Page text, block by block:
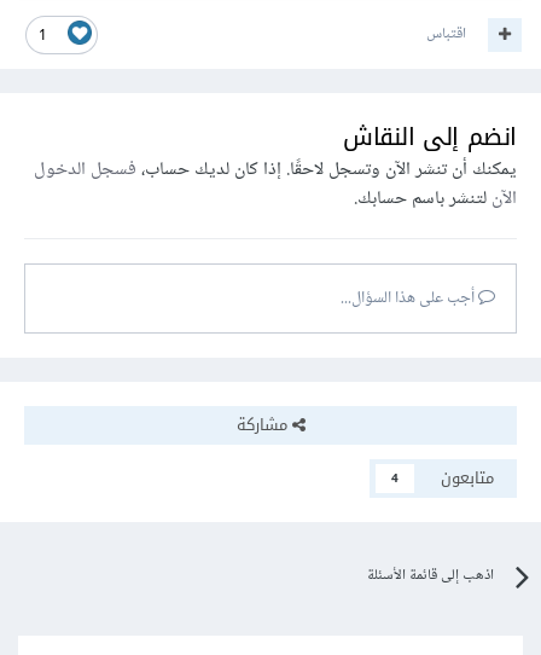
1 اقتباس
انضم إلى النقاش
يمكنك أن تنشر الآن وتسجل لاحقًا. إذا كان لديك حساب،فسجل الدخول
الآنلتنشر باسم حسابك.
أجب على هذا السؤال...
مشاركة
متابعون
4
اذهب إلى قائمة الأسئلة